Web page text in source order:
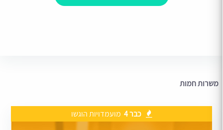
משרות חמות
כבר 4 מועמדויות הוגשו